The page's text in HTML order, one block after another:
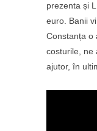
prezenta și
euro. Banii
Constanța o
costurile, ne
ajutor, în